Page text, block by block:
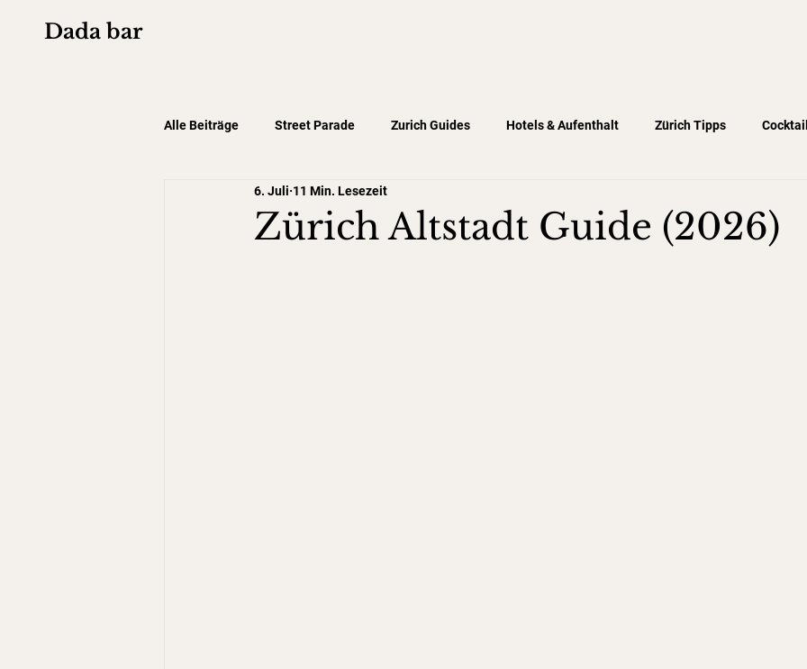
Dada bar
Alle Beiträge Street Parade Zurich Guides Hotels & Aufenthalt Zürich Tipps
Zürich Altstadt Guide (2026)
6. Juli 11 Min. Lesezeit